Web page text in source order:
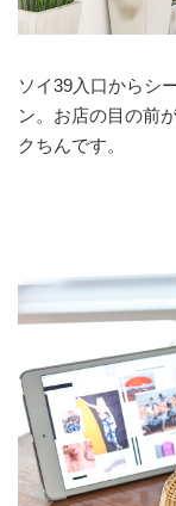
ソイ39入口からシ
ン。お店の目の前
クちんです。